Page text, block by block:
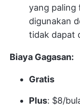
yang paling
digunakan
tidak dapat
Biaya Gagasan:
Gratis
Plus: $8/